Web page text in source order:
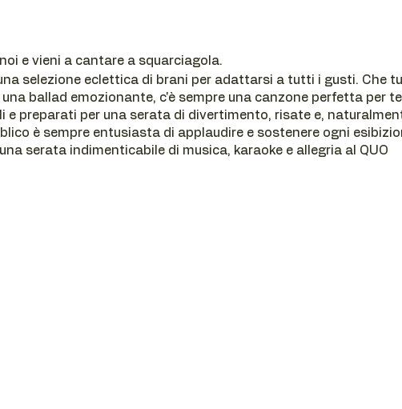
e vieni a cantare a squarciagola.
selezione eclettica di brani per adattarsi a tutti i gusti. Che tu
ballad emozionante, c'è sempre una canzone perfetta per
e preparati per una serata di divertimento, risate e,
è sempre entusiasta di applaudire e sostenere ogni
serata indimenticabile di musica, karaoke e allegria al QUO